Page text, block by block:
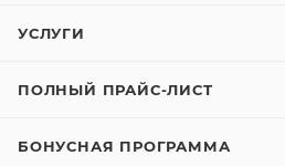
УСЛУГИ
ПОЛНЫЙ ПРАЙС-ЛИСТ
БОНУСНАЯ ПРОГРАММА